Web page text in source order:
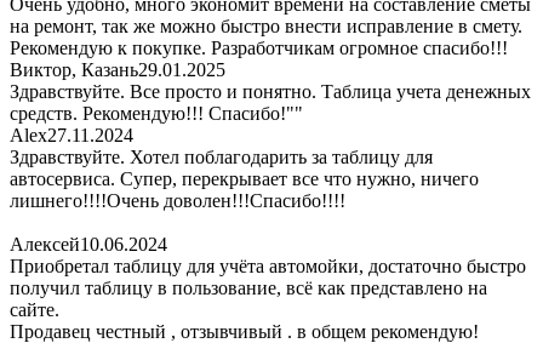
Очень удобно, много экономит времени на составление сметы
на ремонт, так же можно быстро внести исправление в смету.
Рекомендую к покупке. Разработчикам огромное спасибо!!!
Виктор, Казань29.01.2025
Здравствуйте. Все просто и понятно. Таблица учета денежных
средств. Рекомендую!!! Спасибо!""
Alex27.11.2024
Здравствуйте. Хотел поблагодарить за таблицу для
автосервиса. Супер, перекрывает все что нужно, ничего
лишнего!!!!Очень доволен!!!Спасибо!!!!
Алексей10.06.2024
Приобретал таблицу для учёта автомойки, достаточно быстро
получил таблицу в пользование, всё как представлено на
сайте.
Продавец честный , отзывчивый . в общем рекомендую!